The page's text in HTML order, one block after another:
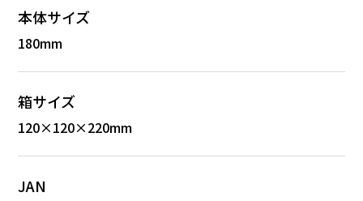
本体サイズ
180mm
箱サイズ
120×120×220mm
JAN